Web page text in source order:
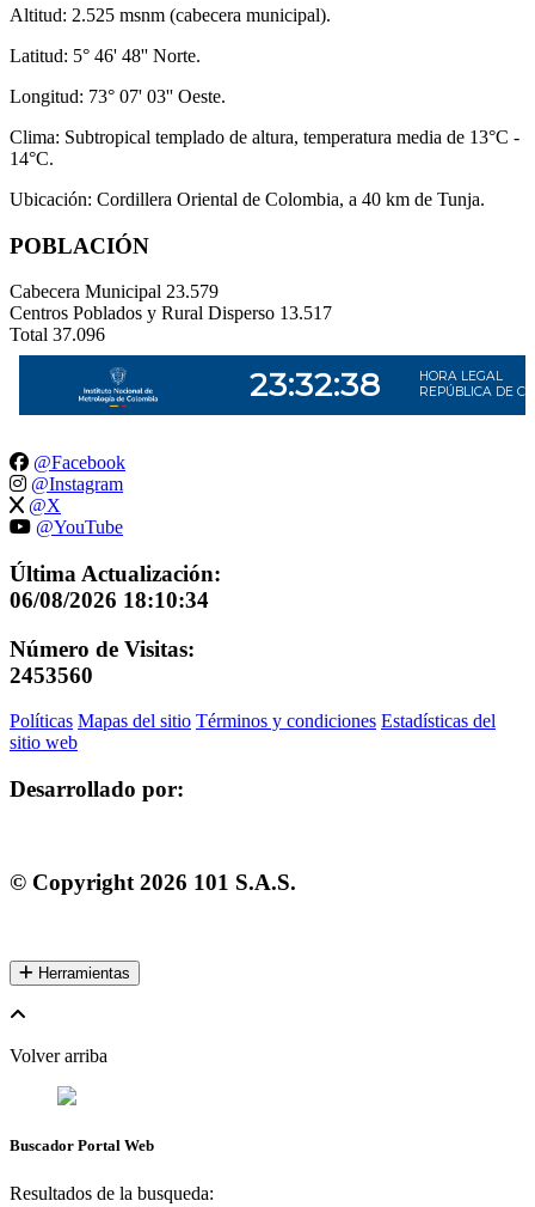
Altitud: 2.525 msnm (cabecera municipal).
Latitud: 5° 46' 48'' Norte.
Longitud: 73° 07' 03'' Oeste.
Clima: Subtropical templado de altura, temperatura media de 13°C -
14°C.
Ubicación: Cordillera Oriental de Colombia, a 40 km de Tunja.
POBLACIÓN
Cabecera Municipal 23.579
Centros Poblados y Rural Disperso 13.517
Total 37.096
@Facebook
@Instagram
@X
@YouTube
Última Actualización:
06/08/2026 18:10:34
Número de Visitas:
2453560
Políticas Mapas del sitio Términos y condiciones Estadísticas del
sitio web
Desarrollado por:
© Copyright 2026 101 S.A.S.
Herramientas
Volver arriba
Buscador Portal Web
Resultados de la busqueda: